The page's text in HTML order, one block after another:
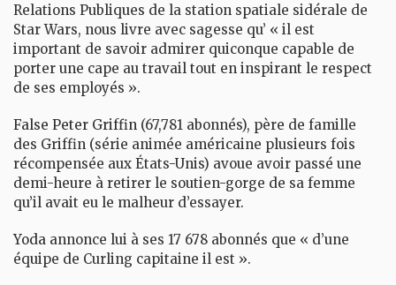
Relations Publiques de la station spatiale sidérale de
Star Wars, nous livre avec sagesse qu’ « il est
important de savoir admirer quiconque capable de
porter une cape au travail tout en inspirant le respect
de ses employés ».
False Peter Griffin (67,781 abonnés), père de famille
des Griffin (série animée américaine plusieurs fois
récompensée aux États-Unis) avoue avoir passé une
demi-heure à retirer le soutien-gorge de sa femme
qu’il avait eu le malheur d’essayer.
Yoda annonce lui à ses 17 678 abonnés que « d’une
équipe de Curling capitaine il est ».